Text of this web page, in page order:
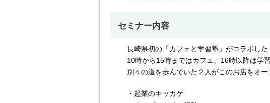
セミナー内容
長崎県初の「カフェと学習塾」がコラボした
10時から15時まではカフェ、16時以降は学習
別々の道を歩んでいた２人がこのお店をオー
・起業のキッカケ